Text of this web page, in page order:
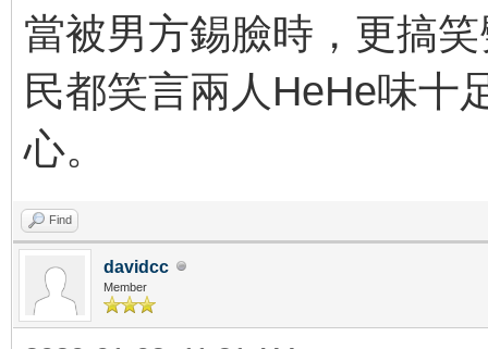
當被男方錫臉時，更搞
民都笑言兩人HeHe味十
心。
Find
davidcc
Member